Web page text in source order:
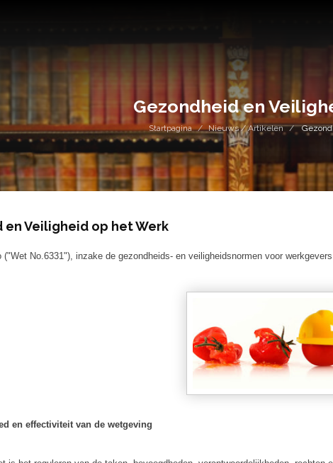
Gezondheid en
Startpagina Nieuws / Artikelen
en Veiligheid op het Werk
("Wet No.6331"), inzake de gezondheids- en veiligheidsnormen voor
en effectiviteit van de wetgeving